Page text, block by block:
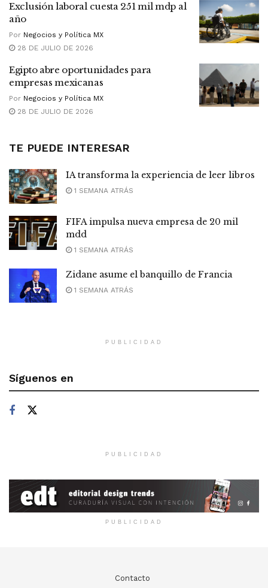
Exclusión laboral cuesta 251 mil mdp al
año
Por Negocios y Política MX
28 DE JULIO DE 2026
Egipto abre oportunidades para
empresas mexicanas
Por Negocios y Política MX
28 DE JULIO DE 2026
TE PUEDE INTERESAR
IA transforma la experiencia de leer libros
1 SEMANA ATRÁS
FIFA impulsa nueva empresa de 20 mil
mdd
1 SEMANA ATRÁS
Zidane asume el banquillo de Francia
1 SEMANA ATRÁS
PUBLICIDAD
Síguenos en
PUBLICIDAD
PUBLICIDAD
Contacto